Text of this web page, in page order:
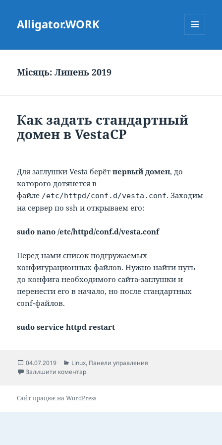
Alligator.WORK
Місяць:Липень 2019
Как задать стандартный
домен в VestaCP
Для заглушки Vesta берётпервый домен, до
которого дотянется в
файле /etc/httpd/conf.d/vesta.conf. Заходим
на сервер по ssh и открываем его:
sudo nano /etc/httpd/conf.d/vesta.conf
Перед нами список подгружаемых
конфигурационных файлов. Нужно найти путь
до конфига необходимого сайта-заглушки и
перенести его в начало, но после стандартных
conf-файлов.
sudo service httpd restart
Опубліковано
04.07.2019 Категорії
Linux, Панели управления
Залишити коментардо Как задать стандартный домен в VestaCP
Сайт працює на WordPress